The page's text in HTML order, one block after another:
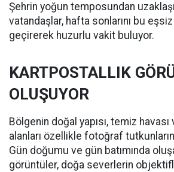
Şehrin yoğun temposundan
vatandaşlar, hafta sonlarını bu
geçirerek huzurlu vakit buluyor.
KARTPOSTALLIK
OLUŞUYOR
Bölgenin doğal yapısı, temiz havası
alanları özellikle fotoğraf
Gün doğumu ve gün batımında
görüntüler, doğa severlerin